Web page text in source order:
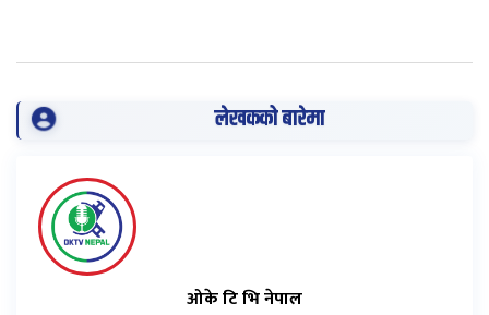
लेखकको बारेमा
ओके टि भि नेपाल